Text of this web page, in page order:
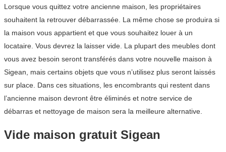
Lorsque vous quittez votre ancienne maison, les propriétaires
souhaitent la retrouver débarrassée. La même chose se produira si
la maison vous appartient et que vous souhaitez louer à un
locataire. Vous devrez la laisser vide. La plupart des meubles dont
vous avez besoin seront transférés dans votre nouvelle maison à
Sigean, mais certains objets que vous n’utilisez plus seront laissés
sur place. Dans ces situations, les encombrants qui restent dans
l’ancienne maison devront être éliminés et notre service de
débarras et nettoyage de maison sera la meilleure alternative.
Vide maison gratuit Sigean